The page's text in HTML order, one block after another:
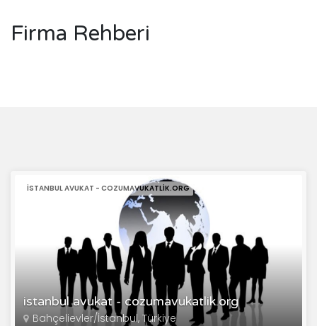
Firma Rehberi
istanbul avukat - cozumavukatlik.org
ISTANBUL AVUKAT - COZUMAVUKATLIK.ORG
Bahçelievler/İstanbul, Türkiye